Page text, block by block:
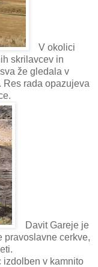
V okolici
skrilavcev in
že gledala v
rada opazujeva
Davit Gareje je
pravoslavne cerkve,
izdolben v kamnito